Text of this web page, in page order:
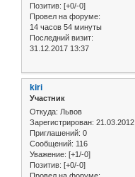
Позитив: [+0/-0]
Провел на форуме:
14 часов 54 минуты
Последний визит:
31.12.2017 13:37
kiri
Участник
Откуда: Львов
Зарегистрирован: 21.03.2012
Приглашений: 0
Сообщений: 116
Уважение: [+1/-0]
Позитив: [+0/-0]